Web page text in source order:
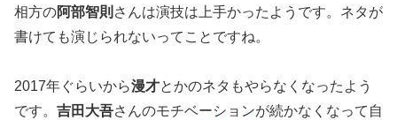
相方の阿部智則 さんは演技は上手かったようです。ネタが
書けても演じられないってことですね。
2017年ぐらいから漫才とかのネタもやらなくなったよう
です。 吉田大吾さんのモチベーションが続かなくなって自